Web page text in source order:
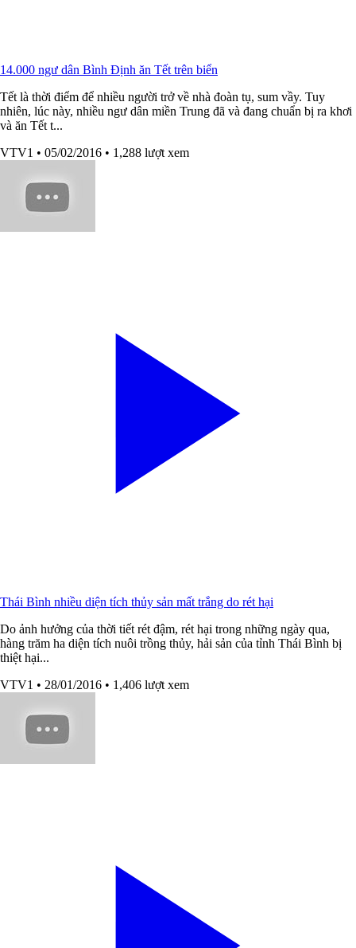
14.000 ngư dân Bình Định ăn Tết trên biển
Tết là thời điểm để nhiều người trở về nhà đoàn tụ, sum vầy. Tuy
nhiên, lúc này, nhiều ngư dân miền Trung đã và đang chuẩn bị ra khơi
và ăn Tết t...
VTV1 • 05/02/2016 • 1,288 lượt xem
Thái Bình nhiều diện tích thủy sản mất trắng do rét hại
Do ảnh hưởng của thời tiết rét đậm, rét hại trong những ngày qua,
hàng trăm ha diện tích nuôi trồng thủy, hải sản của tỉnh Thái Bình bị
thiệt hại...
VTV1 • 28/01/2016 • 1,406 lượt xem